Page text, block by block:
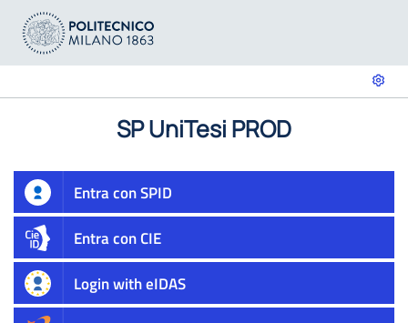
SP UniTesi PROD
Entra con SPID
Entra con CIE
Login with eIDAS